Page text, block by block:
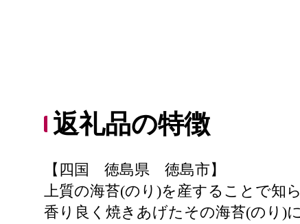
返礼品の特徴
【四国 徳島県 徳島市】
上質の海苔(のり)を産することで知
香り良く焼きあげたその海苔(のり)